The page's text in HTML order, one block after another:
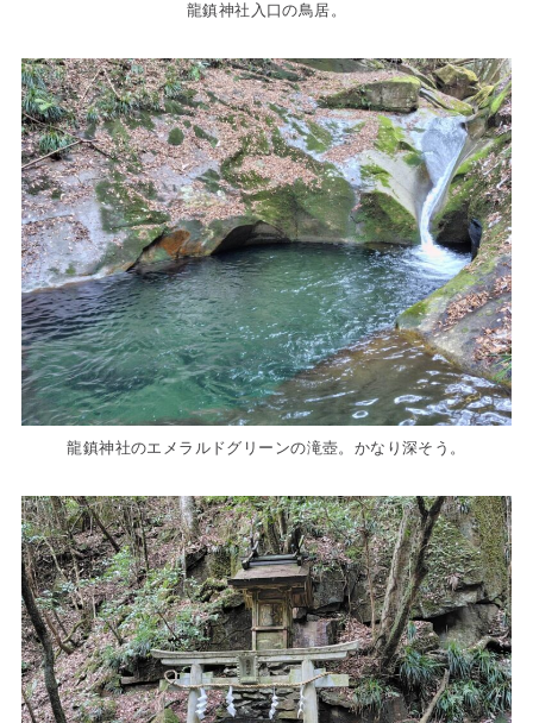
龍鎮神社入口の鳥居。
龍鎮神社のエメラルドグリーンの滝壺。かなり深そう。